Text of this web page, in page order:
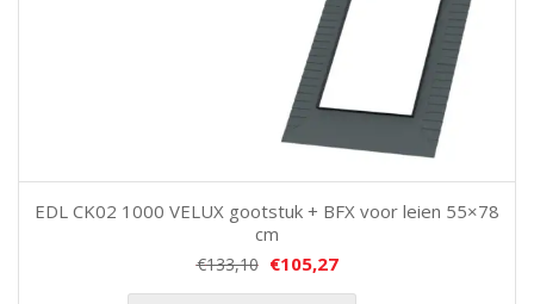
EDL CK02 1000 VELUX gootstuk + BFX voor leien 55×78
cm
€133,10 €105,27